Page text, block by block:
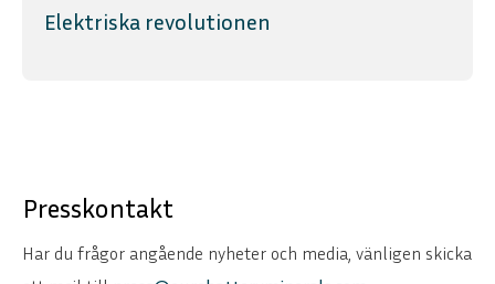
Elektriska revolutionen
Presskontakt
Har du frågor angående nyheter och media, vänligen skicka